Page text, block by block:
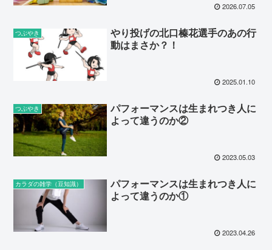
2026.07.05
つぶやき
やり投げの北口榛花選手のあの行
動はまさか？！
2025.01.10
つぶやき
パフォーマンスは生まれつき人に
よって違うのか②
2023.05.03
カラダの雑学（豆知識）
パフォーマンスは生まれつき人に
よって違うのか①
2023.04.26